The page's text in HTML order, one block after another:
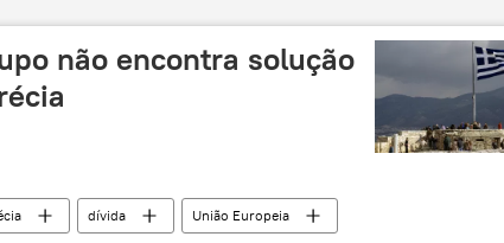
não encontra solução
dívida União Europeia